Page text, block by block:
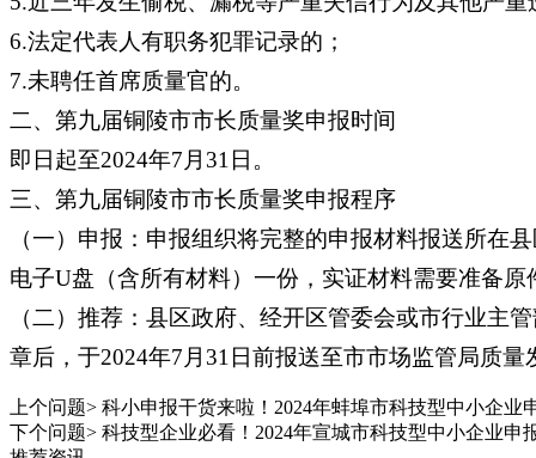
6.法定代表人有职务犯罪记录的；
7.未聘任首席质量官的。
二、第九届铜陵市市长质量奖申报时间
即日起至2024年7月31日。
三、第九届铜陵市市长质量奖申报程序
（一）申报：申报组织将完整的申报材料报送所在
电子U盘（含所有材料）一份，实证材料需要准备原
（二）推荐：县区政府、经开区管委会或市行业主
章后，于2024年7月31日前报送至市市场监管局质量
上个问题> 科小申报干货来啦！2024年蚌埠市科技型中小企业
下个问题> 科技型企业必看！2024年宣城市科技型中小企业申